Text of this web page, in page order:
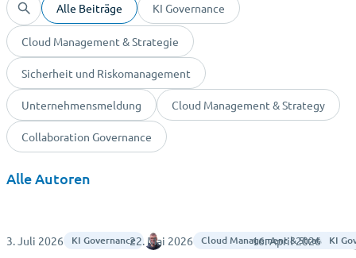
Alle Beiträge KI Governance
Cloud Management & Strategie
Sicherheit und Riskomanagement
Unternehmensmeldung Cloud Management & Strategy
Collaboration Governance
Alle Autoren
3. Juli 2026 KI Governance Jasper Oosterveld
22. Mai 2026 Cloud Management & Strategie
16. April 2026 KI